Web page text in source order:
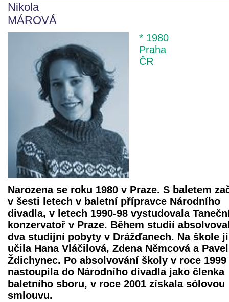
Nikola
MÁROVÁ
* 1980
Praha
ČR
Narozena se roku 1980 v Praze. S baletem
v šesti letech v baletní přípravce Národního
divadla, v letech 1990-98 vystudovala
konzervatoř v Praze. Během studií
dva studijní pobyty v Drážďanech. Na škole ji
učila Hana Vláčilová, Zdena Němcová a Pavel
Ždichynec. Po absolvování školy v roce 1999
nastoupila do Národního divadla jako členka
baletního sboru, v roce 2001 získala sólovou
smlouvu.